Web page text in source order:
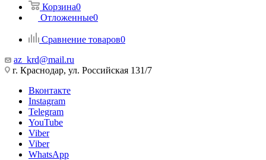
Корзина0
Отложенные0
Сравнение товаров0
az_krd@mail.ru
г. Краснодар, ул. Российская 131/7
Вконтакте
Instagram
Telegram
YouTube
Viber
Viber
WhatsApp